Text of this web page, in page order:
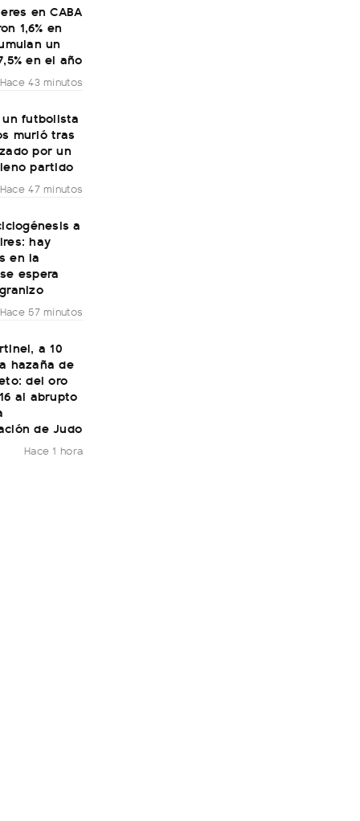
en CABA
1,6% en
un
en el año
Hace 43 minutos
un futbolista
murió tras
por un
partido
Hace 47 minutos
a
hay
en la
espera
Hace 57 minutos
a 10
hazaña de
del oro
al abrupto
de Judo
Hace 1 hora